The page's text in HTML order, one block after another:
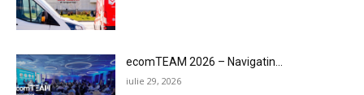
ecomTEAM 2026 – Navigatin...
iulie 29, 2026